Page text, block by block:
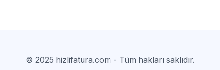
© 2025 hizlifatura.com - Tüm hakları saklıdır.